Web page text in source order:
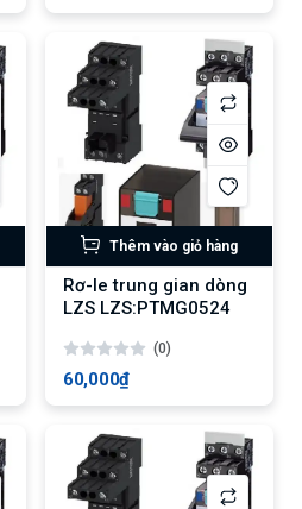
Thêm vào giỏ hàng
Rơ-le trung gian dòng
LZS LZS:PTMG0524
(0)
60,000₫